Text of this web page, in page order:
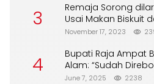
3
Remaja Sorong
November 17, 2023
4
Bupati Raja Ampat
Alam: “Sudah
Merusak Lingkungan”
June 7, 2025 2238